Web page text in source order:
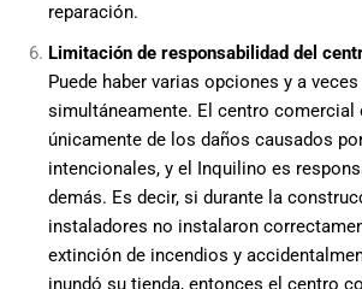
reparación.
Limitación de responsabilidad del
Puede haber varias opciones y a
simultáneamente. El centro comercial
únicamente de los daños causados
intencionales, y el Inquilino es
demás. Es decir, si durante la
instaladores no instalaron
extinción de incendios y